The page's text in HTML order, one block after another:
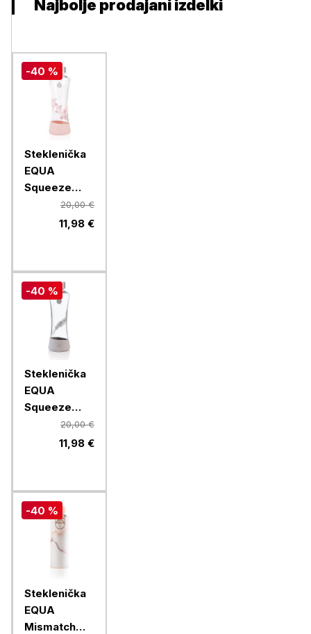
Najbolje prodajani izdelki
-40 %
Steklenička
EQUA
Squeeze
Magnolia,
20,00 €
11,98 €
-40 %
Steklenička
EQUA
Squeeze
Feather, 550
20,00 €
11,98 €
-40 %
Steklenička
EQUA
Mismatch